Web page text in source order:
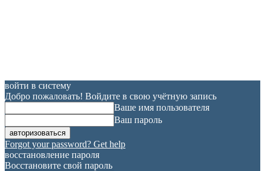
войти в систему
Добро пожаловать! Войдите в свою учётную запись
Ваше имя пользователя
Ваш пароль
Forgot your password? Get help
восстановление пароля
Восстановите свой пароль